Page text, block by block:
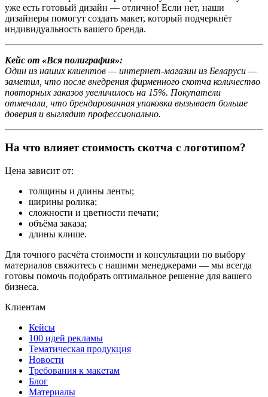
уже есть готовый дизайн — отлично! Если нет, наши
дизайнеры помогут создать макет, который подчеркнёт
индивидуальность вашего бренда.
Кейс от «Вся полиграфия»:
Один из наших клиентов — интернет-магазин из Беларуси —
заметил, что после внедрения фирменного скотча количество
повторных заказов увеличилось на 15%. Покупатели
отмечали, что брендированная упаковка вызывает больше
доверия и выглядит профессионально.
На что влияет стоимость скотча с логотипом?
Цена зависит от:
толщины и длины ленты;
ширины ролика;
сложности и цветности печати;
объёма заказа;
длины клише.
Для точного расчёта стоимости и консультации по выбору
материалов свяжитесь с нашими менеджерами — мы всегда
готовы помочь подобрать оптимальное решение для вашего
бизнеса.
Клиентам
Кейсы
100 идей рекламы
Тематическая продукция
Новости
Требования к макетам
Блог
Материалы